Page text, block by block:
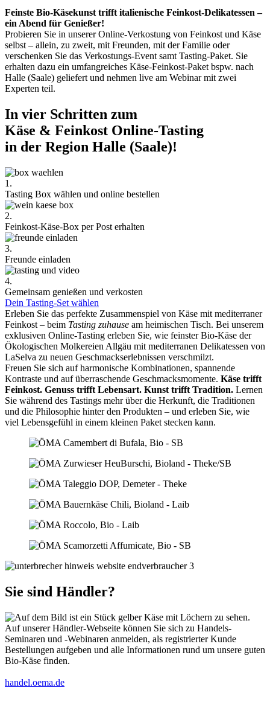
Feinste Bio-Käsekunst trifft italienische Feinkost-Delikatessen –
ein Abend für Genießer!
Probieren Sie in unserer Online-Verkostung von Feinkost und Käse
selbst – allein, zu zweit, mit Freunden, mit der Familie oder
verschenken Sie das Verkostungs-Event samt Tasting-Paket. Sie
erhalten dazu ein umfangreiches Käse-Feinkost-Paket bspw. nach
Halle (Saale) geliefert und nehmen live am Webinar mit zwei
Experten teil.
In vier Schritten zum
Käse & Feinkost Online-Tasting
in der Region Halle (Saale)!
1.
Tasting Box wählen und online bestellen
2.
Feinkost-Käse-Box per Post erhalten
3.
Freunde einladen
4.
Gemeinsam genießen und verkosten
Dein Tasting-Set wählen
Erleben Sie das perfekte Zusammenspiel von Käse mit mediterraner
Feinkost – beim Tasting zuhause am heimischen Tisch. Bei unserem
exklusiven Online-Tasting erleben Sie, wie feinster Bio-Käse der
Ökologischen Molkereien Allgäu mit mediterranen Delikatessen von
LaSelva zu neuen Geschmackserlebnissen verschmilzt.
Freuen Sie sich auf harmonische Kombinationen, spannende
Kontraste und auf überraschende Geschmacksmomente. Käse trifft
Feinkost. Genuss trifft Lebensart. Kunst trifft Tradition. Lernen
Sie während des Tastings mehr über die Herkunft, die Traditionen
und die Philosophie hinter den Produkten – und erleben Sie, wie
viel Lebensgefühl in einem kleinen Paket stecken kann.
Sie sind Händler?
Auf unserer Händler-Webseite können Sie sich zu Handels-
Seminaren und -Webinaren anmelden, als registrierter Kunde
Bestellungen aufgeben und alle Informationen rund um unsere guten
Bio-Käse finden.
handel.oema.de